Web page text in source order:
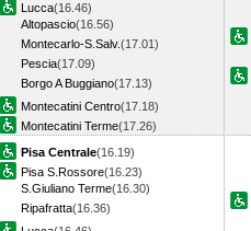
Lucca(16.46)
Altopascio(16.56)
Montecarlo-S.Salv.(17.01)
Pescia(17.09)
Borgo A Buggiano(17.13)
Montecatini Centro(17.18)
Montecatini Terme(17.26)
Pisa Centrale(16.19)
Pisa S.Rossore(16.23)
S.Giuliano Terme(16.30)
Ripafratta(16.36)